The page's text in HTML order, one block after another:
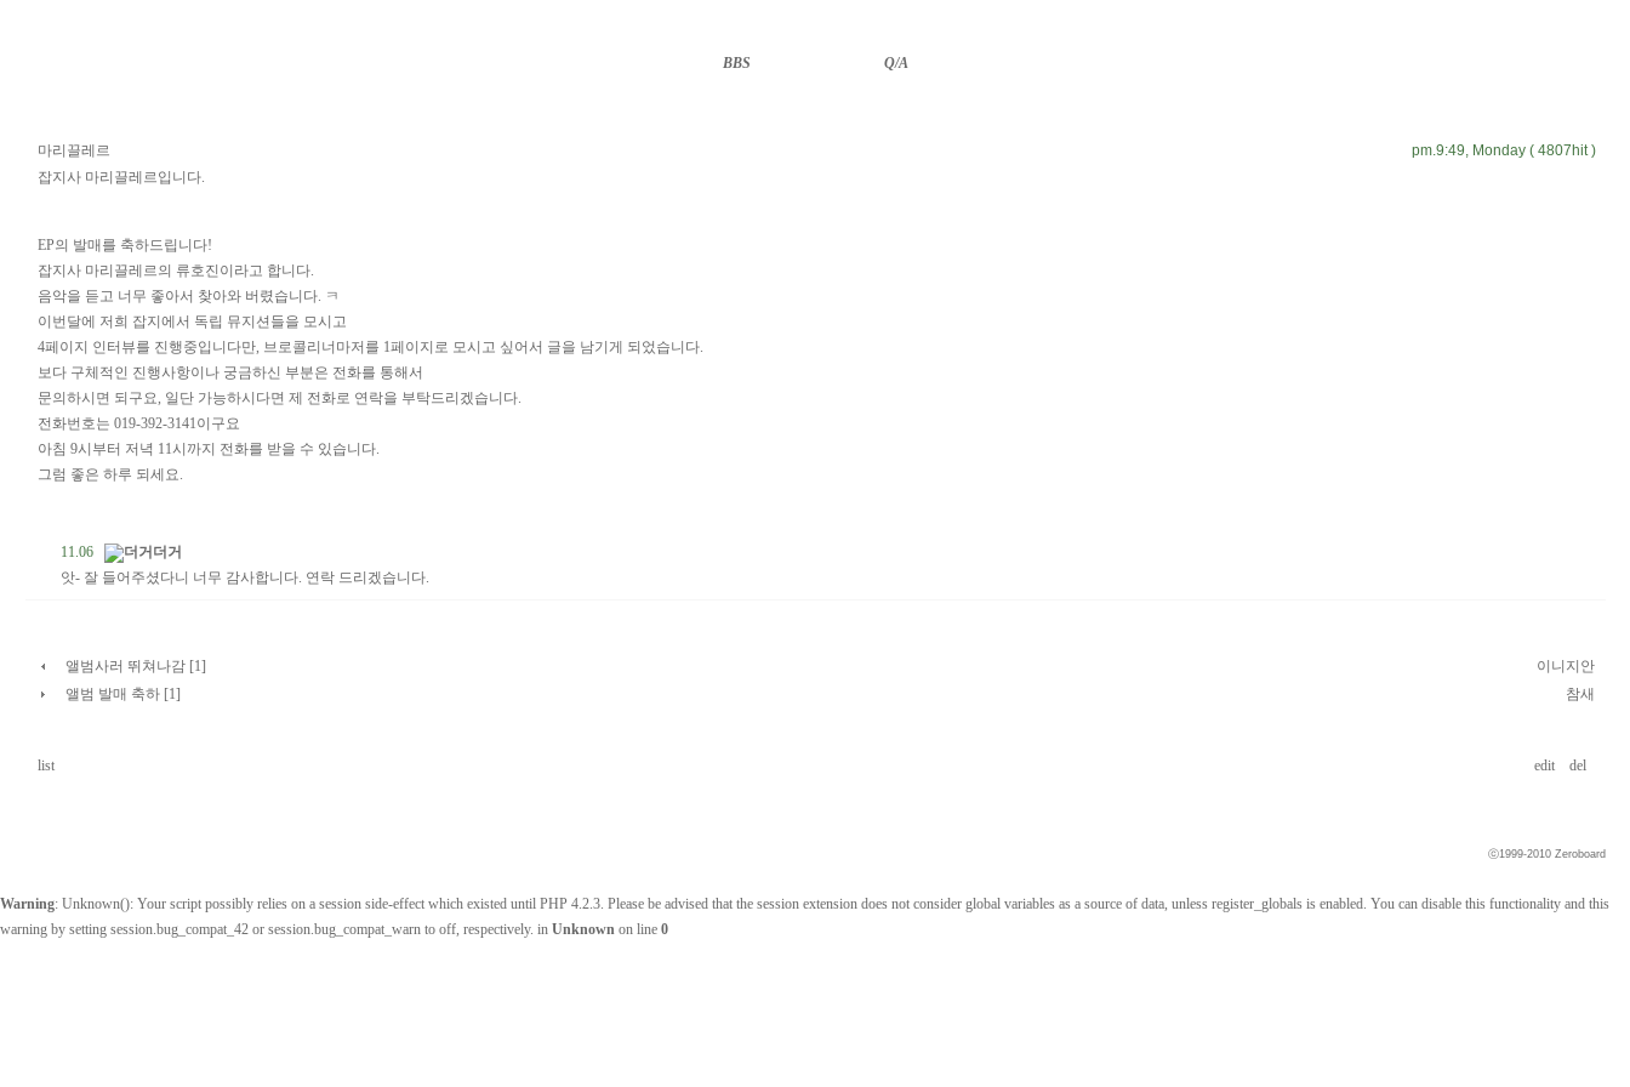
BBS Q/A
마리끌레르
pm.9:49, Monday ( 4807hit )
잡지사 마리끌레르입니다.
EP의 발매를 축하드립니다!
잡지사 마리끌레르의 류호진이라고 합니다.
음악을 듣고 너무 좋아서 찾아와 버렸습니다. ㅋ
이번달에 저희 잡지에서 독립 뮤지션들을 모시고
4페이지 인터뷰를 진행중입니다만, 브로콜리너마저를 1페이지로 모시고 싶어서 글을 남기게 되었습니다.
보다 구체적인 진행사항이나 궁금하신 부분은 전화를 통해서
문의하시면 되구요, 일단 가능하시다면 제 전화로 연락을 부탁드리겠습니다.
전화번호는 019-392-3141이구요
아침 9시부터 저녁 11시까지 전화를 받을 수 있습니다.
그럼 좋은 하루 되세요.
11.06
더거더거
앗- 잘 들어주셨다니 너무 감사합니다. 연락 드리겠습니다.
앨범사러 뛰쳐나감 [1]
이니지안
앨범 발매 축하 [1]
참새
list edit del
ⓒ1999-2010 Zeroboard
Warning: Unknown(): Your script possibly relies on a session side-effect which existed until PHP 4.2.3. Please be advised that the session extension does not consider global variables as a source of data, unless register_globals is enabled. You can disable this functionality and this
warning by setting session.bug_compat_42 or session.bug_compat_warn to off, respectively. in Unknown on line 0